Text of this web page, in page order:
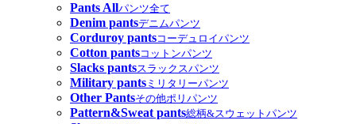
Pants Allパンツ全て
Denim pantsデニムパンツ
Corduroy pantsコーデュロイパンツ
Cotton pantsコットンパンツ
Slacks pantsスラックスパンツ
Military pants ミリタリーパンツ
Other Pantsその他ポリパンツ
Pattern&Sweat pants総柄&スウェットパンツ